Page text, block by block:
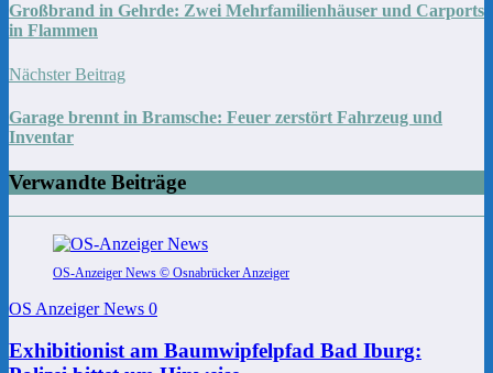
Großbrand in Gehrde: Zwei Mehrfamilienhäuser und Carports
in Flammen
Nächster Beitrag
Garage brennt in Bramsche: Feuer zerstört Fahrzeug und
Inventar
Verwandte Beiträge
OS-Anzeiger News © Osnabrücker Anzeiger
OS Anzeiger News 0
Exhibitionist am Baumwipfelpfad Bad Iburg: